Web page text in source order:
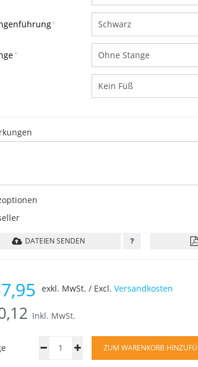
*
*
DATEIEN SENDEN
Inkl. MwSt.
exkl. MwSt. / Excl. Versandkosten
ZUM WARENKORB